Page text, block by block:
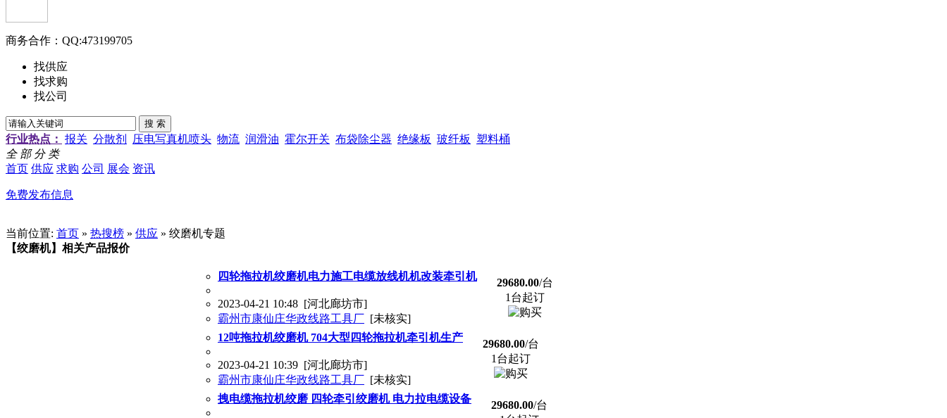
商务合作： QQ:473199705
找供应
找求购
找公司
行业热点： 报关 分散剂 压电写真机喷头 物流 润滑油 霍尔开关 布袋除尘器 绝缘板 玻纤板
塑料桶
全 部 分 类
首页 供应 求购 公司 展会 资讯
免费发布信息
当前位置: 首页 » 热搜榜 » 供应 » 绞磨机专题
【绞磨机】相关产品报价
四轮拖拉机绞磨机电力施工电缆放线机机改装牵引机
2023-04-21 10:48 [河北廊坊市]
霸州市康仙庄华政线路工具厂 [未核实]
29680.00/台
1台起订
12吨拖拉机绞磨机 704大型四轮拖拉机牵引机生产
2023-04-21 10:39 [河北廊坊市]
霸州市康仙庄华政线路工具厂 [未核实]
29680.00/台
1台起订
拽电缆拖拉机绞磨 四轮牵引绞磨机 电力拉电缆设备
29680.00/台